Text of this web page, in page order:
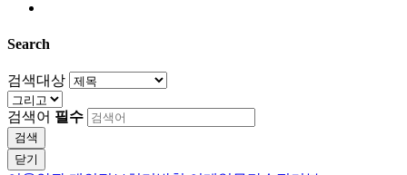
Search
검색대상
검색어 필수
검색
닫기